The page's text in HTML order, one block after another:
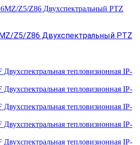
Z5/Z86 Двухспектральный PTZ